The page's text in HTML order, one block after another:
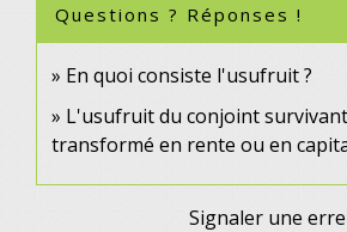
Questions ? Réponses !
En quoi consiste l'usufruit ?
L'usufruit du conjoint
transformé en rente ou en
Signaler une